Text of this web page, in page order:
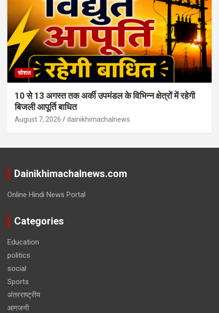
सोशल
10 से 13 अगस्त तक अर्की उपमंडल के विभिन्न क्षेत्रों में रहेगी
बिजली आपूर्ति बाधित
August 7, 2026 dainikhimachalnews
Dainikhimachalnews.com
Online Hindi News Portal
Categories
Education
politics
social
Sports
अंतरराष्ट्रीय
आगजनी